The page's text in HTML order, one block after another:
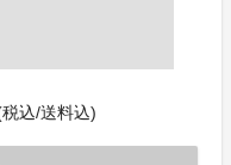
込/送料込)